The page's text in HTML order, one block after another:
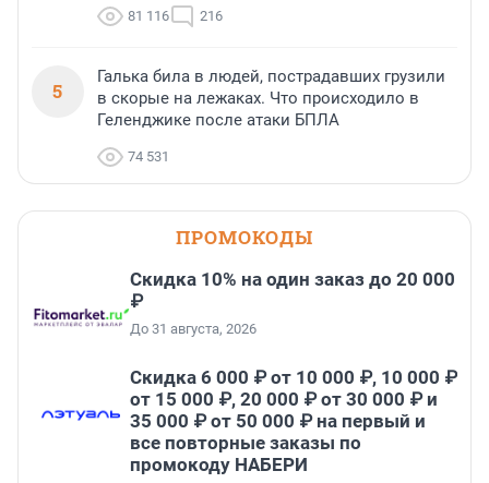
81 116 216
5
Галька била в людей, пострадавших грузили
в скорые на лежаках. Что происходило в
Геленджике после атаки БПЛА
74 531
ПРОМОКОДЫ
Скидка 10% на один заказ до 20 000
₽
До 31 августа, 2026
Скидка 6 000 ₽ от 10 000 ₽, 10 000 ₽
от 15 000 ₽, 20 000 ₽ от 30 000 ₽ и
35 000 ₽ от 50 000 ₽ на первый и
все повторные заказы по
промокоду НАБЕРИ